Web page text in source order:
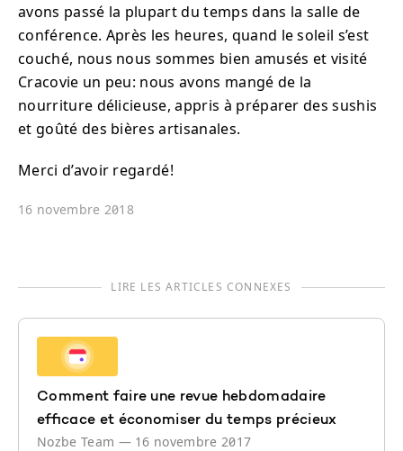
avons passé la plupart du temps dans la salle de
conférence. Après les heures, quand le soleil s’est
couché, nous nous sommes bien amusés et visité
Cracovie un peu: nous avons mangé de la
nourriture délicieuse, appris à préparer des sushis
et goûté des bières artisanales.
Merci d’avoir regardé!
16 novembre 2018
LIRE LES ARTICLES CONNEXES
Comment faire une revue hebdomadaire
efficace et économiser du temps précieux
Nozbe Team — 16 novembre 2017